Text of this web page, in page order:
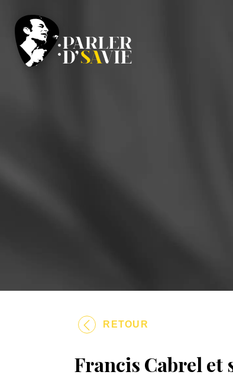
RETOUR
Francis Cabrel et